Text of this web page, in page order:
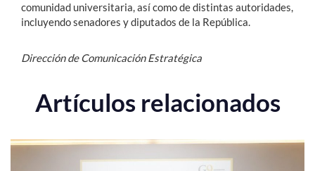
comunidad universitaria, así como de distintas autoridades,
incluyendo senadores y diputados de la República.
Dirección de Comunicación Estratégica
Artículos relacionados